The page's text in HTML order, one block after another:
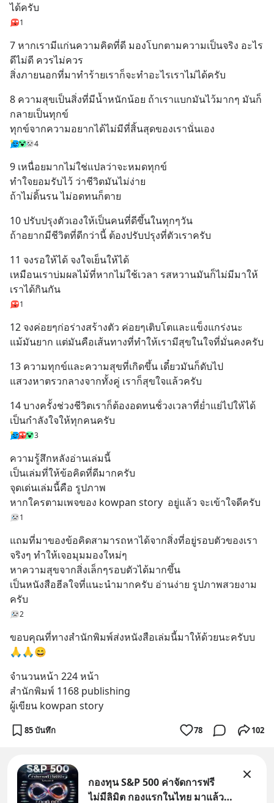
ได้ครับ
1
7 หากเรามีแก่นความคิดที่ดี มองโบกตามความเป็นจริง อะไร
ดีไม่ดี ควรไม่ควร
สิ่งภายนอกที่มาทำร้ายเราก็จะทำอะไรเราไม่ได้ครับ
8 ความสุขเป็นสิ่งที่มีน้ำหนักน้อย ถ้าเราแบกมันไว้มากๆ มันก็
กลายเป็นทุกข์
ทุกข์จากความอยากได้ไม่มีที่สิ้นสุดของเรานั่นเอง
4
9 เหนื่อยมากไม่ใช่แปลว่าจะหมดทุกข์
ทำใจยอมรับไว้ ว่าชีวิตมันไม่ง่าย
ถ้าไม่ดิ้นรน ไม่อดทนก็ตาย
10 ปรับปรุงตัวเองให้เป็นคนที่ดีขึ้นในทุกๆวัน
ถ้าอยากมีชีวิตที่ดีกว่านี้ ต้องปรับปรุงที่ตัวเราครับ
11 จงรอให้ได้ จงใจเย็นให้ได้
เหมือนเราบ่มผลไม้ที่หากไม่ใช้เวลา รสหวานมันก็ไม่มีมาให้
เราได้กินกัน
1
12 จงค่อยๆก่อร่างสร้างตัว ค่อยๆเติบโตและแข็งแกร่งนะ
แม้มันยาก แต่มันคือเส้นทางที่ทำให้เรามีสุขในใจที่มั่นคงครับ
13 ความทุกข์และความสุขที่เกิดขึ้น เดี๋ยวมันก็ดับไป
แสวงหาตรวกลางจากทั้งคู่ เราก็สุขใจแล้วครับ
14 บางครั้งช่วงชีวิตเราก็ต้องอดทนช้่วงเวลาที่ย่ำแย่ไปให้ได้
เป็นกำลังใจให้ทุกคนครับ
3
ความรู้สึกหลังอ่านเล่มนี้
เป็นเล่มที่ให้ข้อคิดที่ดีมากครับ
จุดเด่นเล่มนี้คือ รูปภาพ
หากใครตามเพจของ kowpan story  อยู่แล้ว จะเข้าใจดีครับ
1
แถมที่มาของข้อคิดสามารถหาได้จากสิ่งที่อยู่รอบตัวของเรา
จริงๆ ทำให้เจอมุมมองใหม่ๆ
หาความสุขจากสิ่งเล็กๆรอบตัวได้มากขึ้น
เป็นหนังสือฮีลใจที่แนะนำมากครับ อ่านง่าย รูปภาพสวยงาม
ครับ
2
ขอบคุณที่ทางสำนักพิมพ์ส่งหนังสือเล่มนี้มาให้ด้วยนะครับบ
🙏🙏😄
จำนวนหน้า 224 หน้า
สำนักพิมพ์ 1168 publishing
ผู้เขียน kowpan story
85 บันทึก 78 102
กองทุน S&P 500 ค่าจัดการฟรี
ไม่มีลิมิต กองแรกในไทย มาแล้ว..